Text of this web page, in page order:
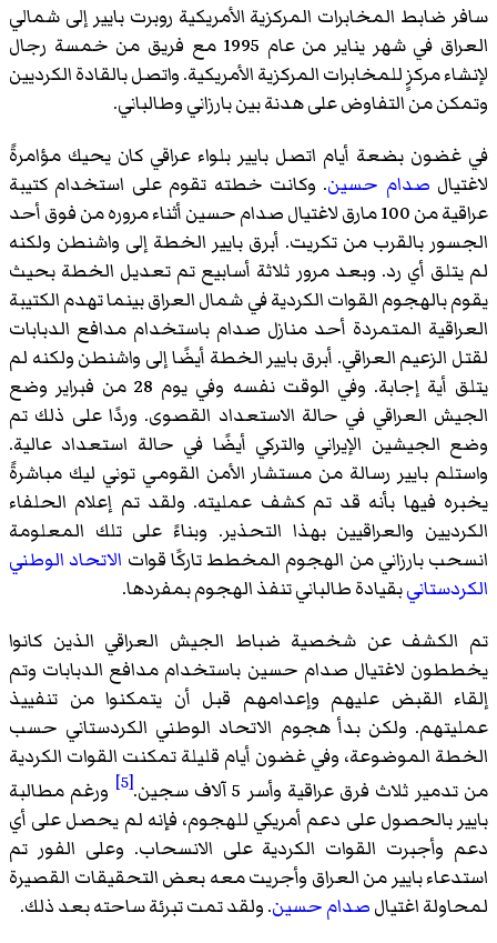
سافر ضابط المخابرات المركزية الأمريكية روبرت بايير إلى شمالي
العراق في شهر يناير من عام 1995 مع فريق من خمسة رجال
لإنشاء مركزٍ للمخابرات المركزية الأمريكية. واتصل بالقادة الكرديين
وتمكن من التفاوض على هدنة بين بارزاني وطالباني.
في غضون بضعة أيام اتصل بايير بلواء عراقي كان يحيك مؤامرةً
لاغتيال صدام حسين. وكانت خطته تقوم على استخدام كتيبة
عراقية من 100 مارق لاغتيال صدام حسين أثناء مروره من فوق أحد
الجسور بالقرب من تكريت. أبرق بايير الخطة إلى واشنطن ولكنه
لم يتلق أي رد. وبعد مرور ثلاثة أسابيع تم تعديل الخطة بحيث
يقوم بالهجوم القوات الكردية في شمال العراق بينما تهدم الكتيبة
العراقية المتمردة أحد منازل صدام باستخدام مدافع الدبابات
لقتل الزعيم العراقي. أبرق بايير الخطة أيضًا إلى واشنطن ولكنه لم
يتلق أية إجابة. وفي الوقت نفسه وفي يوم 28 من فبراير وضع
الجيش العراقي في حالة الاستعداد القصوى. وردًا على ذلك تم
وضع الجيشين الإيراني والتركي أيضًا في حالة استعداد عالية.
واستلم بايير رسالة من مستشار الأمن القومي توني ليك مباشرةً
يخبره فيها بأنه قد تم كشف عمليته. ولقد تم إعلام الحلفاء
الكرديين والعراقيين بهذا التحذير. وبناءً على تلك المعلومة
انسحب بارزاني من الهجوم المخطط تاركًا قوات الاتحاد الوطني
الكردستانيبقيادة طالباني تنفذ الهجوم بمفردها.
تم الكشف عن شخصية ضباط الجيش العراقي الذين كانوا
يخططون لاغتيال صدام حسين باستخدام مدافع الدبابات وتم
إلقاء القبض عليهم وإعدامهم قبل أن يتمكنوا من تنفييذ
عمليتهم. ولكن بدأ هجوم الاتحاد الوطني الكردستاني حسب
الخطة الموضوعة، وفي غضون أيام قليلة تمكنت القوات الكردية
من تدمير ثلاث فرق عراقية وأسر 5 آلاف سجين.
[5]
ورغم مطالبة
بايير بالحصول على دعم أمريكي للهجوم، فإنه لم يحصل على أي
دعم وأجبرت القوات الكردية على الانسحاب. وعلى الفور تم
استدعاء بايير من العراق وأجريت معه بعض التحقيقات القصيرة
لمحاولة اغتيالصدام حسين. ولقد تمت تبرئة ساحته بعد ذلك.